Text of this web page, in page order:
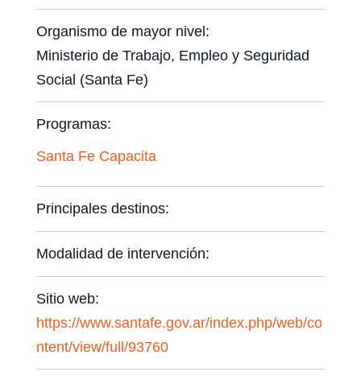
Organismo de mayor nivel:
Ministerio de Trabajo, Empleo y Seguridad
Social (Santa Fe)
Programas:
Santa Fe Capacita
Principales destinos:
Modalidad de intervención:
Sitio web:
https://www.santafe.gov.ar/index.php/web/co
ntent/view/full/93760